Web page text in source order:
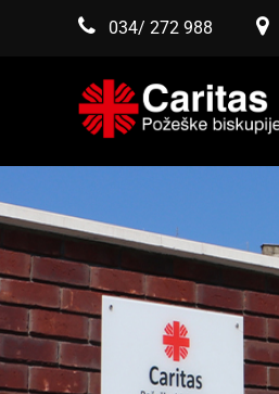
034/ 272 988